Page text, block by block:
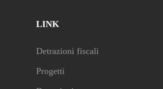
LINK
Detrazioni fiscali
Progetti